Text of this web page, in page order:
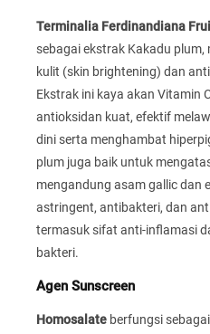
Terminalia Ferdinandiana
sebagai ekstrak Kakadu
kulit (skin brightening) dan
Ekstrak ini kaya akan Vitamin
antioksidan kuat, efektif
dini serta menghambat
plum juga baik untuk
mengandung asam gallic dan
astringent, antibakteri, dan
termasuk sifat anti-inflamasi
bakteri.
Agen Sunscreen
Homosalate berfungsi